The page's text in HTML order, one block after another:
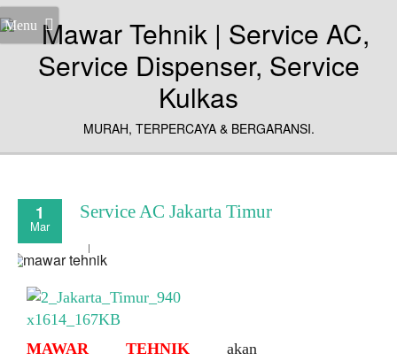
Menu
MURAH, TERPERCAYA & BERGARANSI.
1
Mar
Service AC Jakarta Timur
MAWAR TEHNIK akan